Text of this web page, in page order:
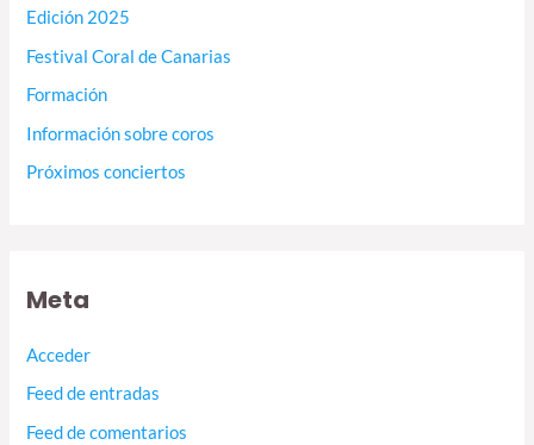
Edición 2025
Festival Coral de Canarias
Formación
Información sobre coros
Próximos conciertos
Meta
Acceder
Feed de entradas
Feed de comentarios